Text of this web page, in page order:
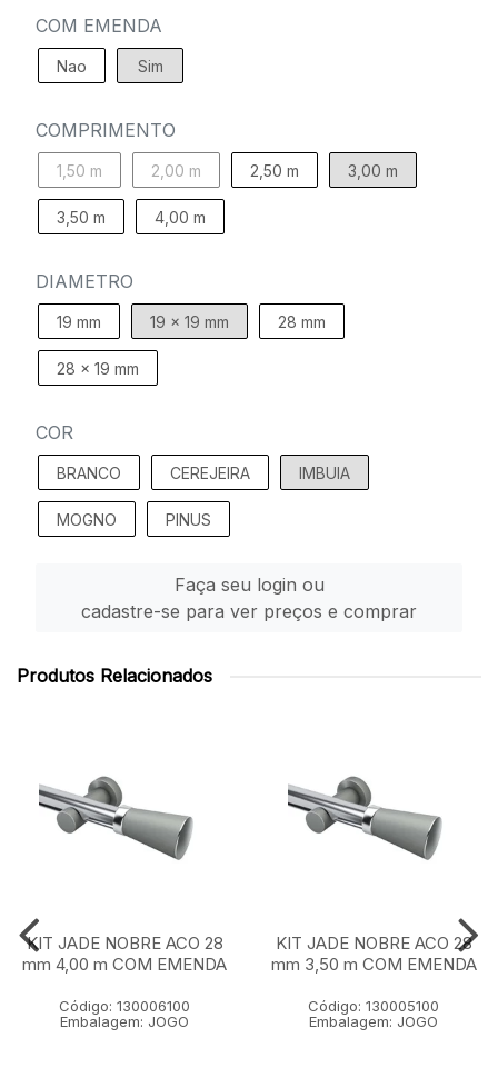
COM EMENDA
Nao Sim
COMPRIMENTO
1,50 m 2,00 m 2,50 m 3,00 m
3,50 m 4,00 m
DIAMETRO
19 mm 19 x 19 mm 28 mm
28 x 19 mm
COR
BRANCO CEREJEIRA IMBUIA
MOGNO PINUS
Faça seu login ou
cadastre-se para ver preços e comprar
Produtos Relacionados
KIT JADE NOBRE ACO 28
mm 4,00 m COM EMENDA
Código: 130006100
Embalagem: JOGO
KIT JADE NOBRE ACO 28
mm 3,50 m COM EMENDA
Código: 130005100
Embalagem: JOGO